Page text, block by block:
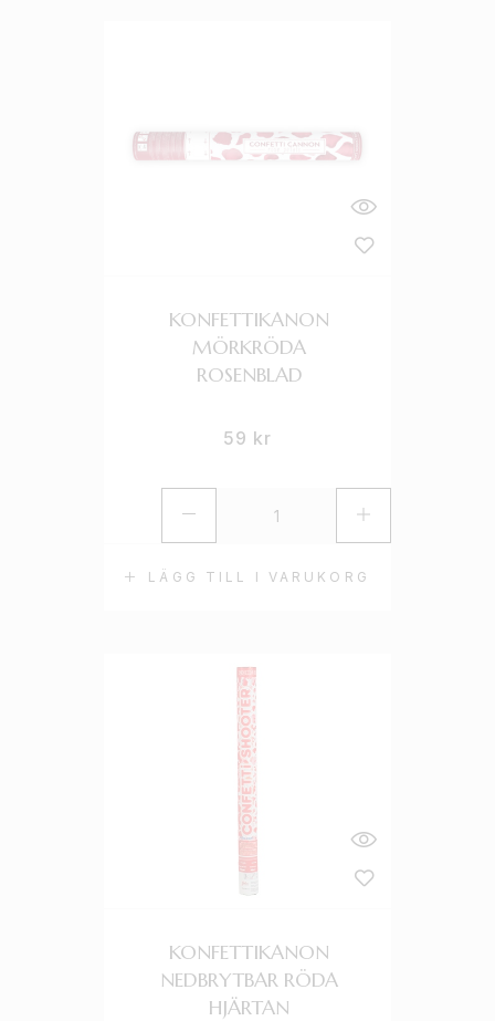
LÄGG TILL I VARUKORG
KONFETTIKANON
MÖRKRÖDA
ROSENBLAD
59 kr
KONFETTIKANON
NEDBRYTBAR RÖDA
HJÄRTAN